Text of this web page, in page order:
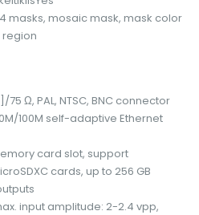
masks, mosaic mask, mask color
75 Ω, PAL, NTSC, BNC connector
100M self-adaptive Ethernet
card slot, support
cards, up to 256 GB
input amplitude: 2-2.4 vpp,